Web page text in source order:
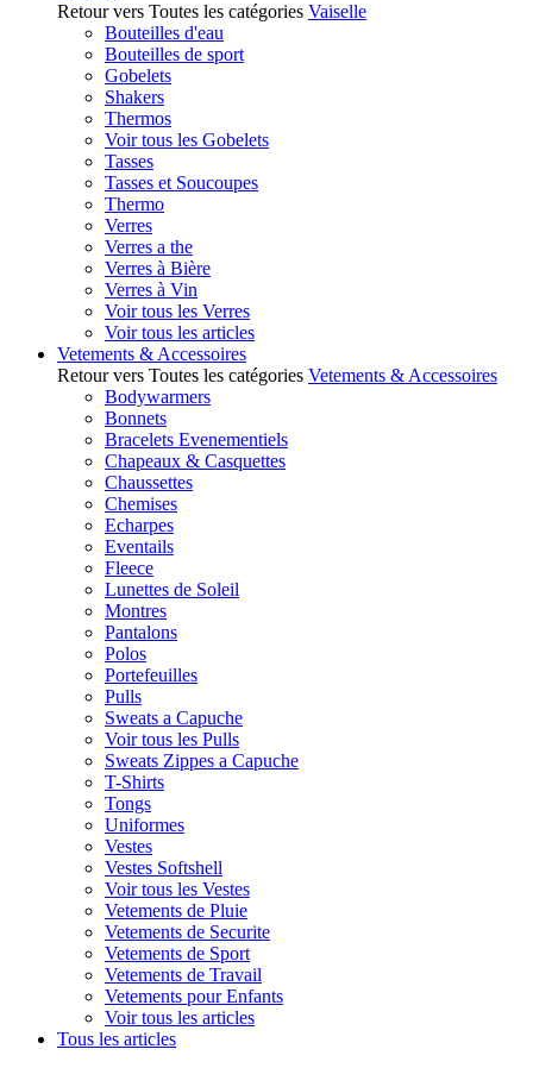
Retour vers Toutes les catégories Vaiselle
Bouteilles d'eau
Bouteilles de sport
Gobelets
Shakers
Thermos
Voir tous les Gobelets
Tasses
Tasses et Soucoupes
Thermo
Verres
Verres a the
Verres à Bière
Verres à Vin
Voir tous les Verres
Voir tous les articles
Vetements & Accessoires
Retour vers Toutes les catégories Vetements & Accessoires
Bodywarmers
Bonnets
Bracelets Evenementiels
Chapeaux & Casquettes
Chaussettes
Chemises
Echarpes
Eventails
Fleece
Lunettes de Soleil
Montres
Pantalons
Polos
Portefeuilles
Pulls
Sweats a Capuche
Voir tous les Pulls
Sweats Zippes a Capuche
T-Shirts
Tongs
Uniformes
Vestes
Vestes Softshell
Voir tous les Vestes
Vetements de Pluie
Vetements de Securite
Vetements de Sport
Vetements de Travail
Vetements pour Enfants
Voir tous les articles
Tous les articles